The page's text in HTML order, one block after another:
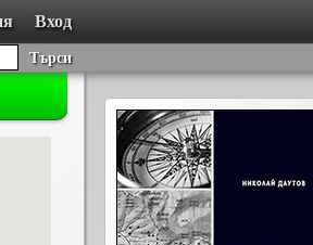
Вход
Търси